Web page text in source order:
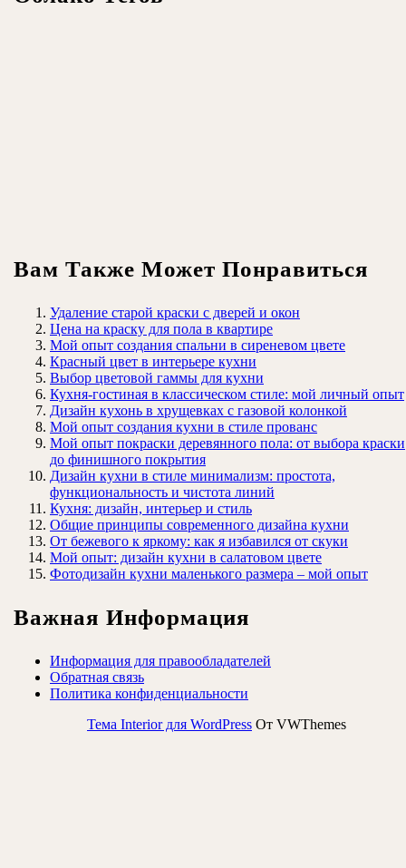
Вам Также Может Понравиться
Удаление старой краски с дверей и окон
Цена на краску для пола в квартире
Мой опыт создания спальни в сиреневом цвете
Красный цвет в интерьере кухни
Выбор цветовой гаммы для кухни
Кухня-гостиная в классическом стиле: мой личный опыт
Дизайн кухонь в хрущевках с газовой колонкой
Мой опыт создания кухни в стиле прованс
Мой опыт покраски деревянного пола: от выбора краски
до финишного покрытия
Дизайн кухни в стиле минимализм: простота,
функциональность и чистота линий
Кухня: дизайн, интерьер и стиль
Общие принципы современного дизайна кухни
От бежевого к яркому: как я избавился от скуки
Мой опыт: дизайн кухни в салатовом цвете
Фотодизайн кухни маленького размера – мой опыт
Важная Информация
Информация для правообладателей
Обратная связь
Политика конфиденциальности
Тема Interior для WordPress От VWThemes